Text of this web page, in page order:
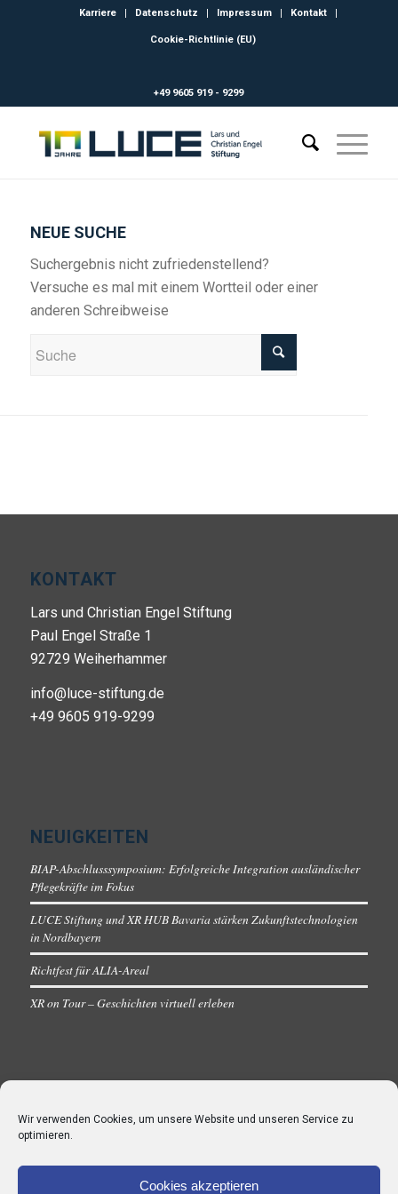
Wir verwenden Cookies, um unsere Website und unseren Service zu
optimieren.
Cookies akzeptieren
Karriere Datenschutz Impressum Kontakt
Cookie-Richtlinie (EU)
+49 9605 919 - 9299
NEUE SUCHE
Suchergebnis nicht zufriedenstellend?
Versuche es mal mit einem Wortteil oder einer
anderen Schreibweise
KONTAKT
Lars und Christian Engel Stiftung
Paul Engel Straße 1
92729 Weiherhammer
info@luce-stiftung.de
+49 9605 919-9299
NEUIGKEITEN
BIAP-Abschlusssymposium: Erfolgreiche Integration ausländischer
Pflegekräfte im Fokus
LUCE Stiftung und XR HUB Bavaria stärken Zukunftstechnologien
in Nordbayern
Richtfest für ALIA-Areal
XR on Tour – Geschichten virtuell erleben